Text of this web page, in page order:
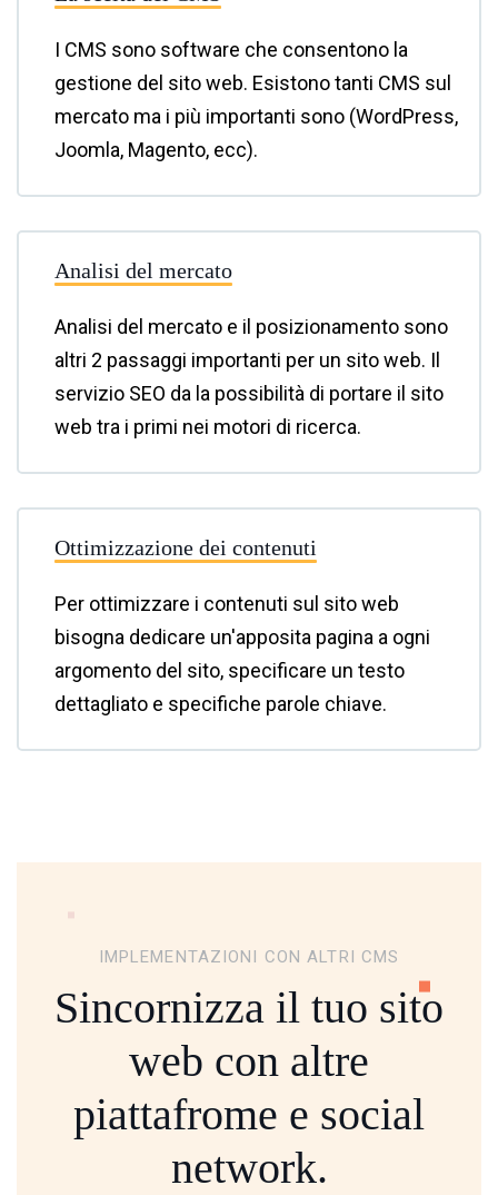
I CMS sono software che consentono la
gestione del sito web. Esistono tanti CMS sul
mercato ma i più importanti sono (WordPress,
Joomla, Magento, ecc).
Analisi del mercato
Analisi del mercato e il posizionamento sono
altri 2 passaggi importanti per un sito web. Il
servizio SEO da la possibilità di portare il sito
web tra i primi nei motori di ricerca.
Ottimizzazione dei contenuti
Per ottimizzare i contenuti sul sito web
bisogna dedicare un'apposita pagina a ogni
argomento del sito, specificare un testo
dettagliato e specifiche parole chiave.
IMPLEMENTAZIONI CON ALTRI CMS
Sincornizza il tuo sito
web con altre
piattafrome e social
network.